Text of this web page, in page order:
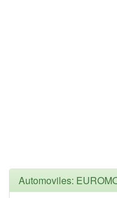
Automoviles: